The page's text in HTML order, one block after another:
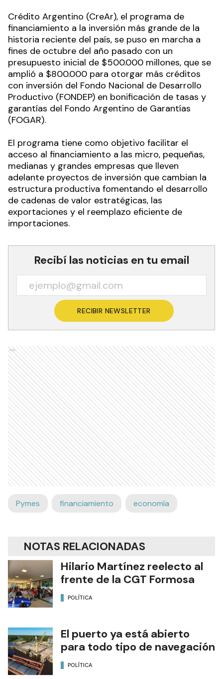
Crédito Argentino (CreAr), el programa de
financiamiento a la inversión más grande de la
historia reciente del país, se puso en marcha a
fines de octubre del año pasado con un
presupuesto inicial de $500.000 millones, que se
amplió a $800.000 para otorgar más créditos
con inversión del Fondo Nacional de Desarrollo
Productivo (FONDEP) en bonificación de tasas y
garantías del Fondo Argentino de Garantías
(FOGAR).
El programa tiene como objetivo facilitar el
acceso al financiamiento a las micro, pequeñas,
medianas y grandes empresas que lleven
adelante proyectos de inversión que cambian la
estructura productiva fomentando el desarrollo
de cadenas de valor estratégicas, las
exportaciones y el reemplazo eficiente de
importaciones.
Recibí las noticias en tu email
RECIBIR NEWSLETTER
Ads
Pymes financiamiento economía
NOTAS RELACIONADAS
Hilario Martínez reelecto al
frente de la CGT Formosa
POLÍTICA
El puerto ya está abierto
para todo tipo de navegación
POLÍTICA